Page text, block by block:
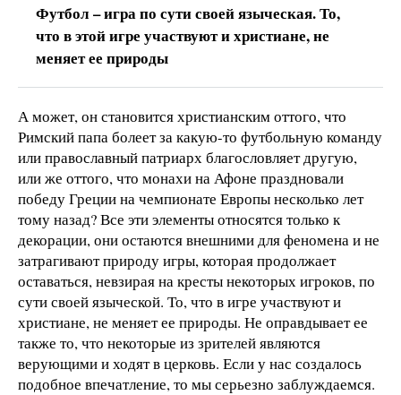
Футбол – игра по сути своей языческая. То,
что в этой игре участвуют и христиане, не
меняет ее природы
А может, он становится христианским оттого, что
Римский папа болеет за какую-то футбольную команду
или православный патриарх благословляет другую,
или же оттого, что монахи на Афоне праздновали
победу Греции на чемпионате Европы несколько лет
тому назад? Все эти элементы относятся только к
декорации, они остаются внешними для феномена и не
затрагивают природу игры, которая продолжает
оставаться, невзирая на кресты некоторых игроков, по
сути своей языческой. То, что в игре участвуют и
христиане, не меняет ее природы. Не оправдывает ее
также то, что некоторые из зрителей являются
верующими и ходят в церковь. Если у нас создалось
подобное впечатление, то мы серьезно заблуждаемся.